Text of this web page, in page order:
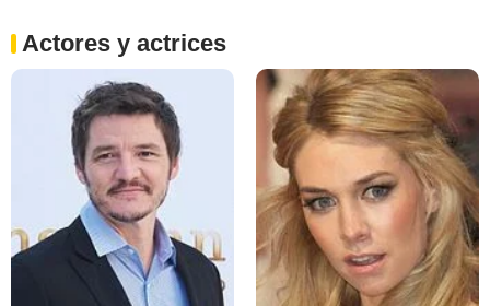
Actores y actrices